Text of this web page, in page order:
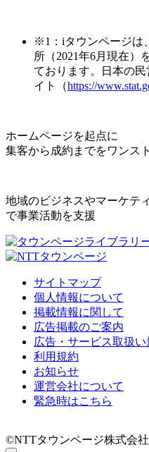
※1：iタウンページは
所（2021年6月現在）
ております。日本の
イト（https://
ホームページを起点に
集客から成約までをワンス
地域のビジネスやマーケテ
で事業活動を支援
サイトマップ
個人情報について
掲載情報に関して
広告掲載のご案内
広告・サービス取扱い
利用規約
お知らせ
運営会社について
緊急時はこちら
©NTTタウンページ株式会社